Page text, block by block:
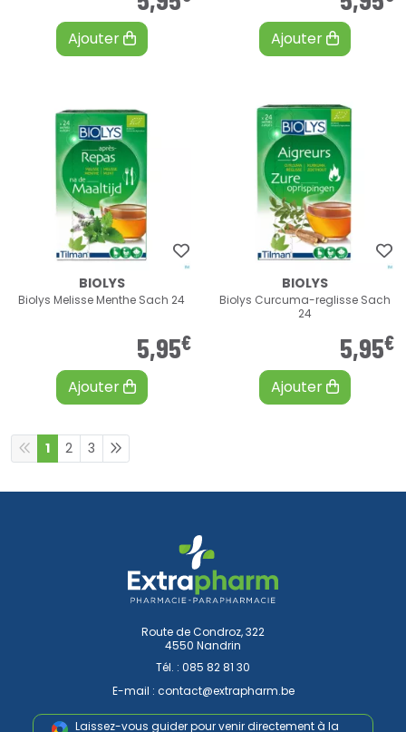
Ajouter Ajouter
BIOLYS
Biolys Melisse Menthe Sach 24
5,95€
Ajouter
BIOLYS
Biolys Curcuma-reglisse Sach
24
5,95€
Ajouter
1 2 3
Route de Condroz, 322
4550 Nandrin
Tél. : 085 82 81 30
E-mail : contact@extrapharm.be
Laissez-vous guider pour venirdirectement à la